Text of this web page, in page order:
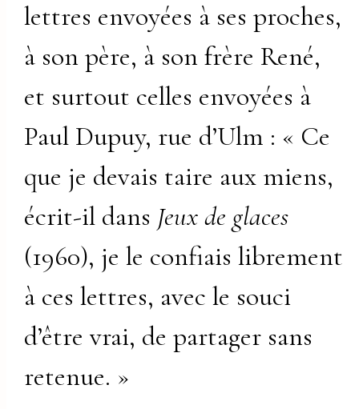
lettres envoyées à ses proches,
à son père, à son frère René,
et surtout celles envoyées à
Paul Dupuy, rue d’Ulm : « Ce
que je devais taire aux miens,
écrit-il dans Jeux de glaces
(1960), je le confiais librement
à ces lettres, avec le souci
d’être vrai, de partager sans
retenue. »